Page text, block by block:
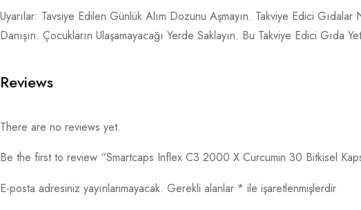
Uyarılar: Tavsiye Edilen Günlük Alım Dozunu Aşmayın. Takviye Edici
Danışın. Çocukların Ulaşamayacağı Yerde Saklayın. Bu Takviye Edici Gıda
Reviews
There are no reviews yet.
Be the first to review “Smartcaps Inflex C3 2000 X Curcumin 30 Bitkisel
E-posta adresiniz yayınlanmayacak. Gerekli alanlar * ile işaretlenmişlerdir